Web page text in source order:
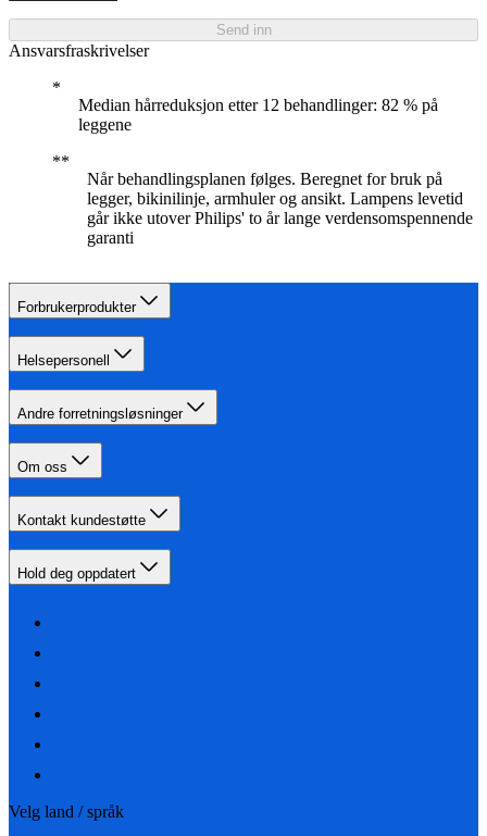
Send inn
Ansvarsfraskrivelser
Median hårreduksjon etter 12 behandlinger: 82 % på
leggene
Når behandlingsplanen følges. Beregnet for bruk på
legger, bikinilinje, armhuler og ansikt. Lampens levetid
går ikke utover Philips' to år lange verdensomspennende
garanti
Forbrukerprodukter
Helsepersonell
Andre forretningsløsninger
Om oss
Kontakt kundestøtte
Hold deg oppdatert
Velg land / språk